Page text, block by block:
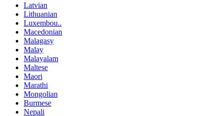
Latvian
Lithuanian
Luxembou..
Macedonian
Malagasy
Malay
Malayalam
Maltese
Maori
Marathi
Mongolian
Burmese
Nepali